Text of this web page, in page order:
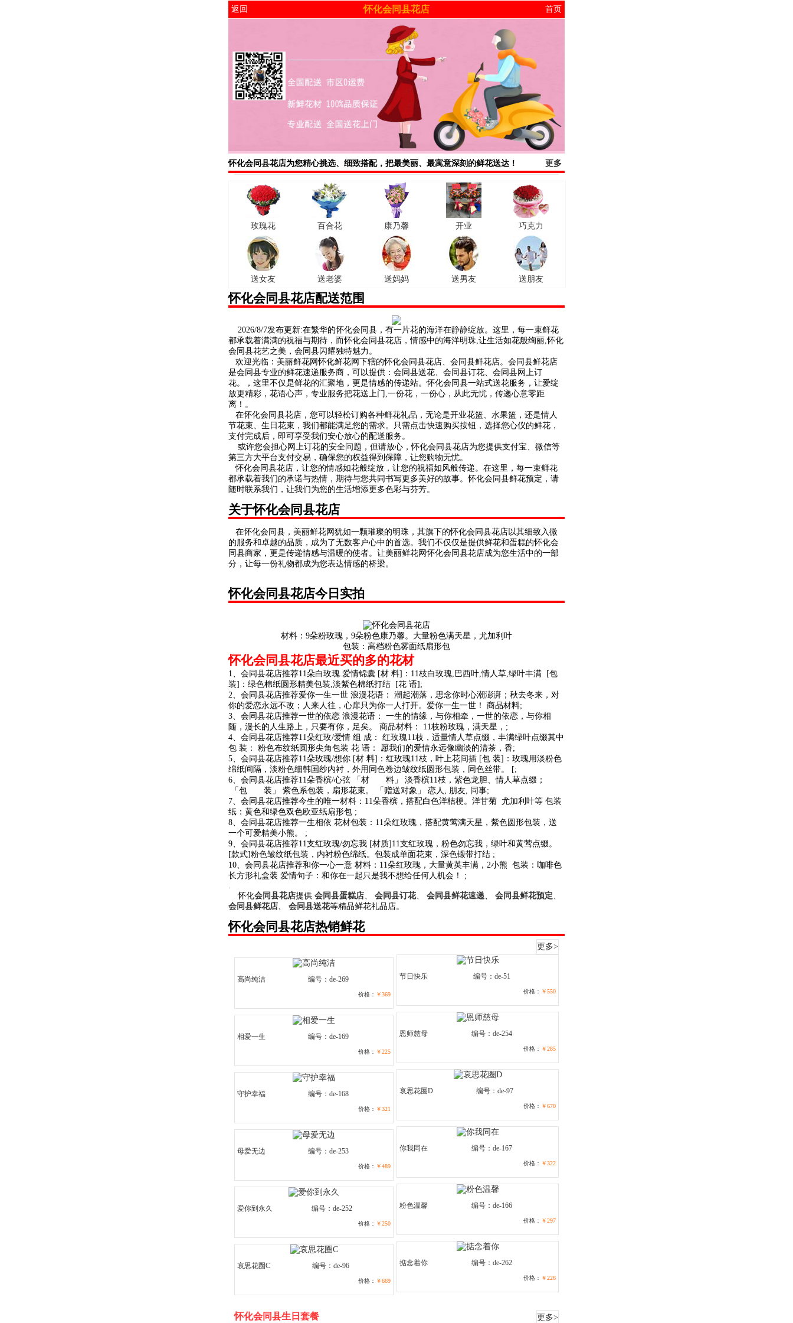
返回 怀化会同县花店 首页
怀化会同县花店为您精心挑选、细致搭配，把最美丽、最寓意深刻的鲜花送达！ 更多
玫瑰花 百合花 康乃馨 开业 巧克力
送女友 送老婆 送妈妈 送男友 送朋友
怀化会同县花店配送范围
2026/8/7发布更新:在繁华的怀化会同县，有一片花的海洋在静静绽放。这里，每一束鲜花
都承载着满满的祝福与期待，而怀化会同县花店，情感中的海洋明珠,让生活如花般绚丽,怀化
会同县花艺之美，会同县闪耀独特魅力。
欢迎光临：美丽鲜花网怀化鲜花网下辖的怀化会同县花店、会同县鲜花店。会同县鲜花店
是会同县专业的鲜花速递服务商，可以提供：会同县送花、会同县订花、会同县网上订
花。，这里不仅是鲜花的汇聚地，更是情感的传递站。怀化会同县一站式送花服务，让爱绽
放更精彩，花语心声，专业服务把花送上门,一份花，一份心，从此无忧，传递心意零距
离！。
在怀化会同县花店，您可以轻松订购各种鲜花礼品，无论是开业花篮、水果篮，还是情人
节花束、生日花束，我们都能满足您的需求。只需点击快速购买按钮，选择您心仪的鲜花，
支付完成后，即可享受我们安心放心的配送服务。
或许您会担心网上订花的安全问题，但请放心，怀化会同县花店为您提供支付宝、微信等
第三方大平台支付交易，确保您的权益得到保障，让您购物无忧。
怀化会同县花店，让您的情感如花般绽放，让您的祝福如风般传递。在这里，每一束鲜花
都承载着我们的承诺与热情，期待与您共同书写更多美好的故事。怀化会同县鲜花预定，请
随时联系我们，让我们为您的生活增添更多色彩与芬芳。
关于怀化会同县花店
在怀化会同县，美丽鲜花网犹如一颗璀璨的明珠，其旗下的怀化会同县花店以其细致入微
的服务和卓越的品质，成为了无数客户心中的首选。我们不仅仅是提供鲜花和蛋糕的怀化会
同县商家，更是传递情感与温暖的使者。让美丽鲜花网怀化会同县花店成为您生活中的一部
分，让每一份礼物都成为您表达情感的桥梁。
怀化会同县花店今日实拍
材料：9朵粉玫瑰，9朵粉色康乃馨。大量粉色满天星，尤加利叶
包装：高档粉色雾面纸扇形包
怀化会同县花店最近买的多的花材
1、会同县花店推荐11朵白玫瑰.爱情锦囊 [材 料]：11枝白玫瑰,巴西叶,情人草,绿叶丰满 [包
装]：绿色棉纸圆形精美包装,淡紫色棉纸打结 [花 语];
2、会同县花店推荐爱你一生一世 浪漫花语： 潮起潮落，思念你时心潮澎湃；秋去冬来，对
你的爱恋永远不改；人来人往，心扉只为你一人打开。爱你一生一世！ 商品材料;
3、会同县花店推荐一世的依恋 浪漫花语： 一生的情缘，与你相牵，一世的依恋，与你相
随，漫长的人生路上，只要有你，足矣。 商品材料： 11枝粉玫瑰，满天星，;
4、会同县花店推荐11朵红玫/爱情 组 成： 红玫瑰11枝，适量情人草点缀，丰满绿叶点缀其中
包 装： 粉色布纹纸圆形尖角包装 花 语： 愿我们的爱情永远像幽淡的清茶，香;
5、会同县花店推荐11朵玫瑰/想你 [材 料]：红玫瑰11枝，叶上花间插 [包 装]：玫瑰用淡粉色
绵纸间隔，淡粉色细韩国纱内衬，外用同色卷边皱纹纸圆形包装，同色丝带。 [;
6、会同县花店推荐11朵香槟/心弦 「材 料」 淡香槟11枝，紫色龙胆、情人草点缀；
「包 装」 紫色系包装，扇形花束。 「赠送对象」 恋人, 朋友, 同事;
7、会同县花店推荐今生的唯一材料：11朵香槟，搭配白色洋桔梗。洋甘菊 尤加利叶等 包装
纸：黄色和绿色双色欧亚纸扇形包 ;
8、会同县花店推荐一生相依 花材包装：11朵红玫瑰，搭配黄莺满天星，紫色圆形包装，送
一个可爱精美小熊。 ;
9、会同县花店推荐11支红玫瑰/勿忘我 [材质]11支红玫瑰，粉色勿忘我，绿叶和黄莺点缀。
[款式]粉色皱纹纸包装，内衬粉色绵纸。包装成单面花束，深色锻带打结 ;
10、会同县花店推荐和你一心一意 材料：11朵红玫瑰，大量黄英丰满，2小熊 包装：咖啡色
长方形礼盒装 爱情句子：和你在一起只是我不想给任何人机会！ ;
.
怀化会同县花店提供 会同县蛋糕店、 会同县订花、 会同县鲜花速递、 会同县鲜花预定、
会同县鲜花店、 会同县送花等精品鲜花礼品店。
怀化会同县花店热销鲜花
更多>
高尚纯洁 编号：de-269
价格： ￥369
节日快乐 编号：de-51
价格： ￥550
相爱一生 编号：de-169
价格： ￥225
恩师慈母 编号：de-254
价格： ￥285
守护幸福 编号：de-168
价格： ￥321
哀思花圈D 编号：de-97
价格： ￥670
母爱无边 编号：de-253
价格： ￥489
你我同在 编号：de-167
价格： ￥322
爱你到永久 编号：de-252
价格： ￥250
粉色温馨 编号：de-166
价格： ￥297
哀思花圈C 编号：de-96
价格： ￥669
掂念着你 编号：de-262
价格： ￥226
怀化会同县生日套餐 更多>